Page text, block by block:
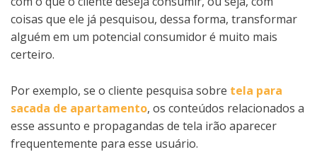
coisas que ele já pesquisou, dessa forma, transformar
alguém em um potencial consumidor é muito mais
certeiro.
Por exemplo, se o cliente pesquisa sobre tela para
sacada de apartamento, os conteúdos relacionados a
esse assunto e propagandas de tela irão aparecer
frequentemente para esse usuário.